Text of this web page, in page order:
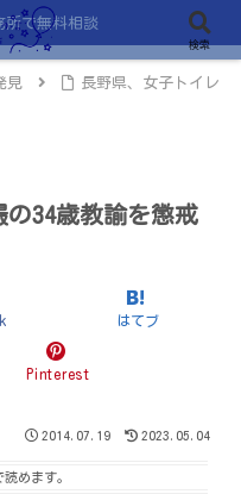
所で無料相談
見
長野県、女子トイレ
34歳教諭を懲戒
はてブ
Pinterest
2014.07.19 2023.05.04
読めます。
検索